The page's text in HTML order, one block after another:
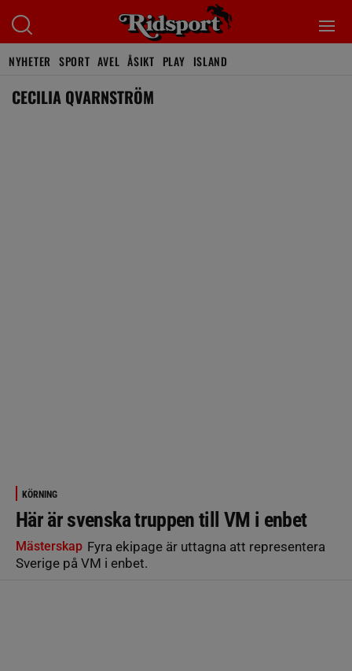
NYHETER SPORT AVEL ÅSIKT PLAY ISLAND
CECILIA QVARNSTRÖM
KÖRNING
Här är svenska truppen till VM i enbet
Mästerskap Fyra ekipage är uttagna att representera
Sverige på VM i enbet.